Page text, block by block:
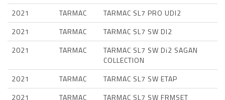
2021
TARMAC
TARMAC SL7 PRO UDI2
2021
TARMAC
TARMAC SL7 SW DI2
2021
TARMAC
TARMAC SL7 SW Di2 SAGAN
COLLECTION
2021
TARMAC
TARMAC SL7 SW ETAP
2021
TARMAC
TARMAC SL7 SW FRMSET